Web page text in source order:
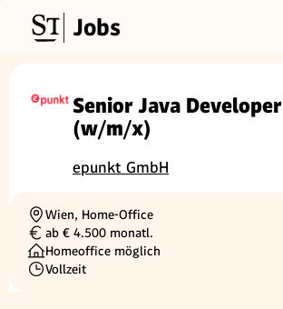
Jobs
Senior Java Developer
(w/m/x)
epunkt GmbH
Ortschaft
Wien, Home-Office
Gehalt
ab € 4.500 monatl.
Homeoffice möglich
Beschäftigungsart
Vollzeit